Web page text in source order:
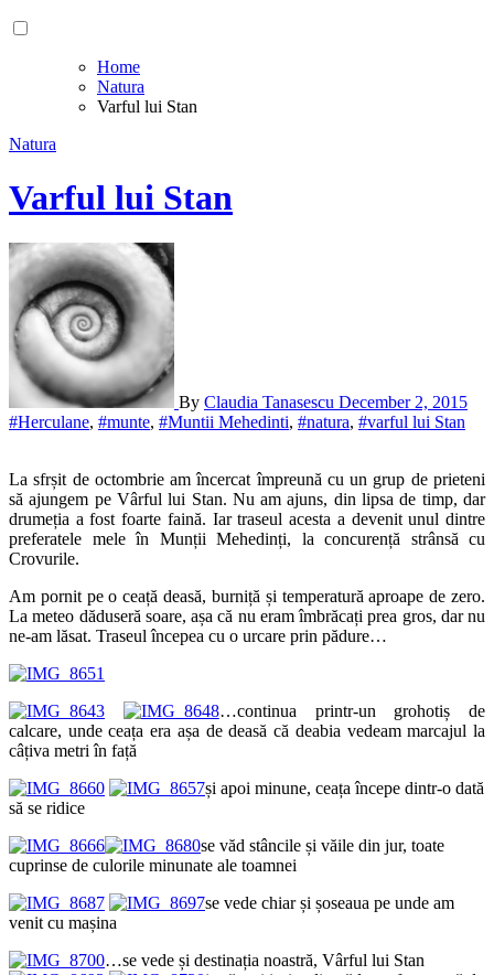
Home
Natura
Varful lui Stan
Natura
Varful lui Stan
By Claudia Tanasescu December 2, 2015
#Herculane, #munte, #Muntii Mehedinti, #natura, #varful lui Stan
La sfrșit de octombrie am încercat împreună cu un grup de prieteni
să ajungem pe Vârful lui Stan. Nu am ajuns, din lipsa de timp, dar
drumeția a fost foarte faină. Iar traseul acesta a devenit unul dintre
preferatele mele în Munții Mehedinți, la concurență strânsă cu
Crovurile.
Am pornit pe o ceață deasă, burniță și temperatură aproape de zero.
La meteo dăduseră soare, așa că nu eram îmbrăcați prea gros, dar nu
ne-am lăsat. Traseul începea cu o urcare prin pădure…
…continua printr-un grohotiș de
calcare, unde ceața era așa de deasă că deabia vedeam marcajul la
câțiva metri în față
și apoi minune, ceața începe dintr-o dată
să se ridice
se văd stâncile și văile din jur, toate
cuprinse de culorile minunate ale toamnei
se vede chiar și șoseaua pe unde am
venit cu mașina
…se vede și destinația noastră, Vârful lui Stan